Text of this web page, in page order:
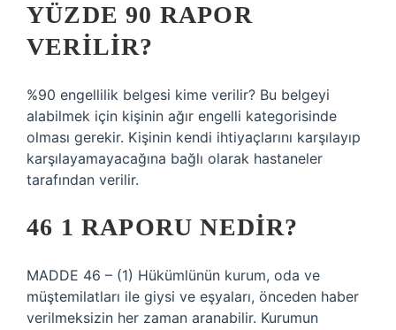
YÜZDE 90 RAPOR
VERILIR?
%90 engellilik belgesi kime verilir? Bu belgeyi
alabilmek için kişinin ağır engelli kategorisinde
olması gerekir. Kişinin kendi ihtiyaçlarını karşılayıp
karşılayamayacağına bağlı olarak hastaneler
tarafından verilir.
46 1 RAPORU NEDIR?
MADDE 46 – (1) Hükümlünün kurum, oda ve
müştemilatları ile giysi ve eşyaları, önceden haber
verilmeksizin her zaman aranabilir. Kurumun